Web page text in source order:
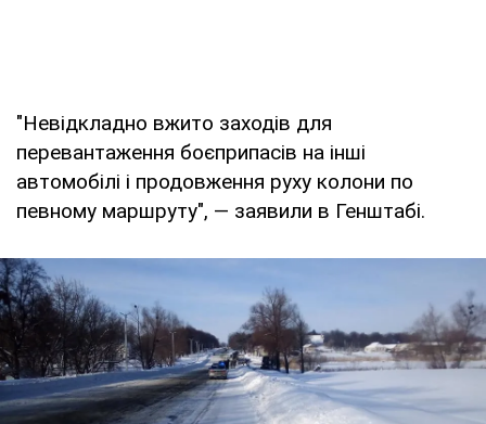
"Невідкладно вжито заходів для
перевантаження боєприпасів на інші
автомобілі і продовження руху колони по
певному маршруту", — заявили в Генштабі.